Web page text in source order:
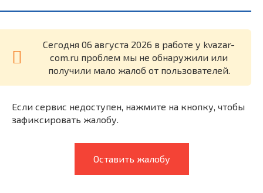
Cегодня 06 августа 2026 в работе у kvazar-
com.ru проблем мы не обнаружили или
получили мало жалоб от пользователей.
Если сервис недоступен, нажмите на кнопку, чтобы
зафиксировать жалобу.
Оставить жалобу